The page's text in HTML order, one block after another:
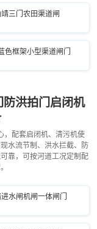
靖三门农田渠道闸
色框架小型渠道闸门
洪拍门启闭机
，配套启闭机、清污机使
水流节制、洪水拦截、防
靠，可按河道工况定制配
水闸机闸一体闸门